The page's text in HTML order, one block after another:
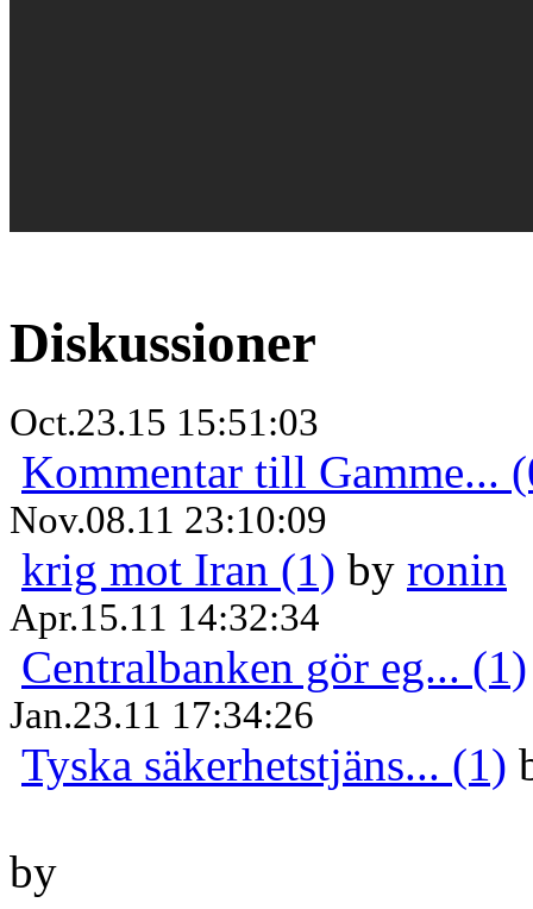
Diskussioner
Oct.23.15 15:51:03
Kommentar till Gamme...
Nov.08.11 23:10:09
krig mot Iran (1) by ronin
Apr.15.11 14:32:34
Centralbanken gör eg... (1)
Jan.23.11 17:34:26
Tyska säkerhetstjäns... (1)
by